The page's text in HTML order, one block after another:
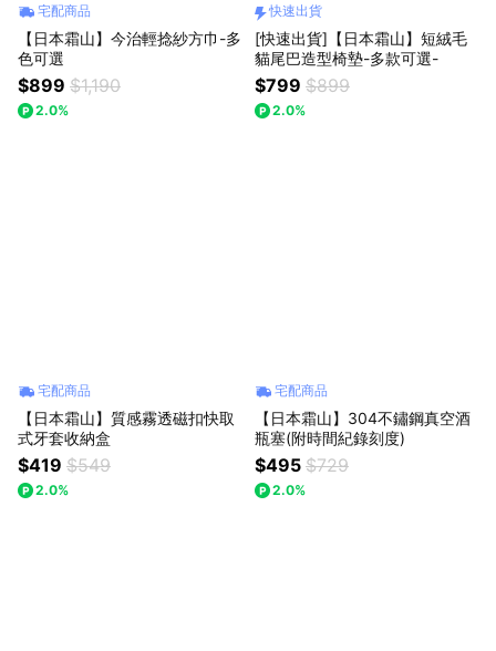
宅配商品
【日本霜山】今治輕捻紗方巾-多
色可選
$899 $1,190
2.0%
快速出貨
[快速出貨]【日本霜山】短絨毛
貓尾巴造型椅墊-多款可選-
$799 $899
2.0%
宅配商品
【日本霜山】質感霧透磁扣快取
式牙套收納盒
$419 $549
2.0%
宅配商品
【日本霜山】304不鏽鋼真空酒
瓶塞(附時間紀錄刻度)
$495 $729
2.0%